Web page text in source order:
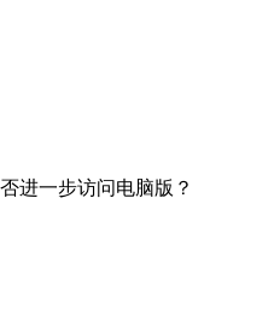
进一步访问电脑版？